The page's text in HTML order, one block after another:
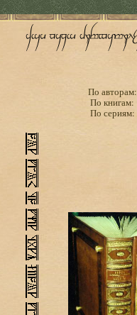
По авторам:
По книгам:
По сериям: